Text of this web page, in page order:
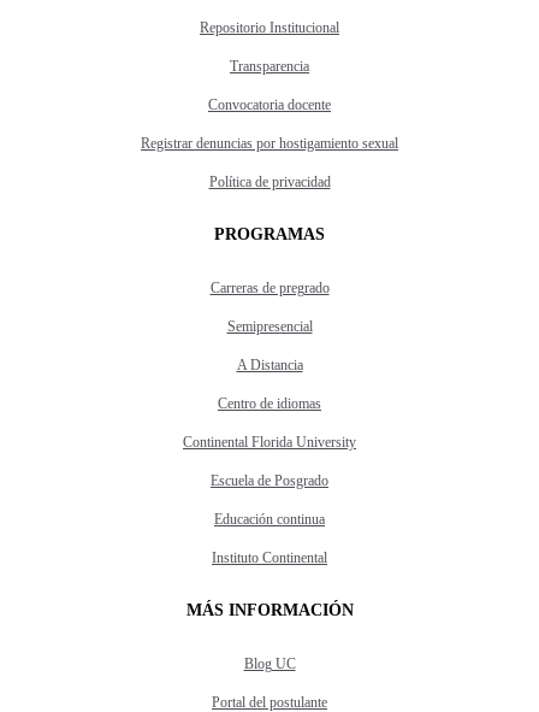
Repositorio Institucional
Transparencia
Convocatoria docente
Registrar denuncias por hostigamiento sexual
Política de privacidad
PROGRAMAS
Carreras de pregrado
Semipresencial
A Distancia
Centro de idiomas
Continental Florida University
Escuela de Posgrado
Educación continua
Instituto Continental
MÁS INFORMACIÓN
Blog UC
Portal del postulante